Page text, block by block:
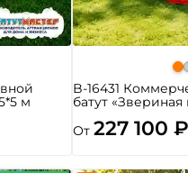
м
B-16431
батут
От 227 100 ₽